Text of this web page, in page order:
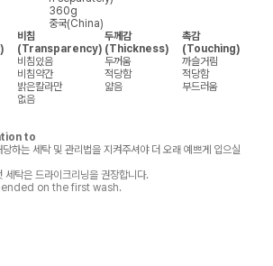
360g
중국(China)
비침
(Transparency)
두께감
(Thickness)
촉감
(Touching)
비침있음 두꺼움
까슬거림
비침약간 적당함
적당함
밝은칼라만 얇음
부드러움
없음
to
하는 세탁 및 관리법을 지켜주셔야 더 오래 예쁘게 입으실
세탁은 드라이크리닝을 권장합니다.
on the first wash.